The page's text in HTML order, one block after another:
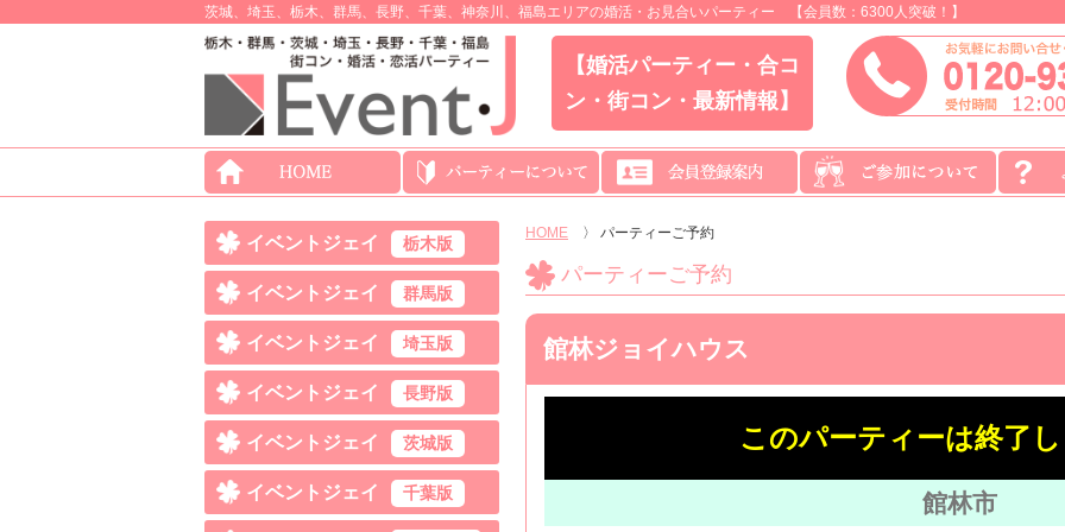
茨城、埼玉、栃木、群馬、長野、千葉、神奈川、福島エリアの婚活・お見合いパーティー 【会員数：6300人突破！】
【婚活パーティー・合コ
ン・街コン・最新情報】
イベントジェイ 栃木版
イベントジェイ 群馬版
イベントジェイ 埼玉版
イベントジェイ 長野版
イベントジェイ 茨城版
イベントジェイ 千葉版
HOME 〉 パーティーご予約
パーティーご予約
館林ジョイハウス
このパーティーは終了
館林市